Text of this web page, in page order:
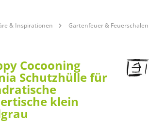
& Inspirationen Gartenfeuer & Feuerschalen
Cocooning
Schutzhülle für
klein